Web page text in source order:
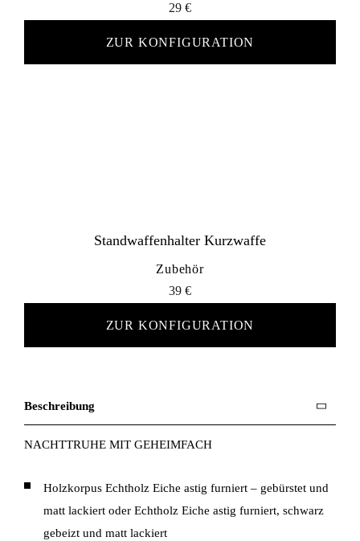
29 €
ZUR KONFIGURATION
Standwaffenhalter Kurzwaffe
Zubehör
39 €
ZUR KONFIGURATION
Beschreibung
NACHTTRUHE MIT GEHEIMFACH
Holzkorpus Echtholz Eiche astig furniert – gebürstet und
matt lackiert oder Echtholz Eiche astig furniert, schwarz
gebeizt und matt lackiert